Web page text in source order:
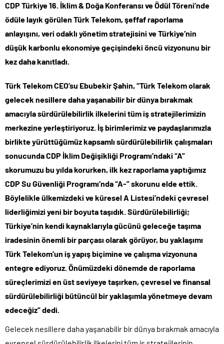
CDP Türkiye 16. İklim & Doğa Konferansı ve Ödül Töreni’nde
ödüle layık görülen Türk Telekom, şeffaf raporlama
anlayışını, veri odaklı yönetim stratejisini ve Türkiye’nin
düşük karbonlu ekonomiye geçişindeki öncü vizyonunu bir
kez daha kanıtladı.
Türk Telekom CEO’su Ebubekir Şahin, “Türk Telekom olarak
gelecek nesillere daha yaşanabilir bir dünya bırakmak
amacıyla sürdürülebilirlik ilkelerini tüm iş stratejilerimizin
merkezine yerleştiriyoruz. İş birimlerimiz ve paydaşlarımızla
birlikte yürüttüğümüz kapsamlı sürdürülebilirlik çalışmaları
sonucunda CDP İklim Değişikliği Programı’ndaki “A”
skorumuzu bu yılda korurken, ilk kez raporlama yaptığımız
CDP Su Güvenliği Programı’nda “A-” skorunu elde ettik.
Böylelikle ülkemizdeki ve küresel A Listesi’ndeki çevresel
liderliğimizi yeni bir boyuta taşıdık.Sürdürülebilirliği;
Türkiye’nin kendi kaynaklarıyla gücünü geleceğe taşıma
iradesinin önemli bir parçası olarak görüyor, bu yaklaşımı
Türk Telekom’un iş yapış biçimine ve çalışma vizyonuna
entegre ediyoruz. Önümüzdeki dönemde de raporlama
süreçlerimizi en üst seviyeye taşırken, çevresel ve finansal
sürdürülebilirliği bütüncül bir yaklaşımla yönetmeye devam
edeceğiz” dedi.
Gelecek nesillere daha yaşanabilir bir dünya bırakmak amacıyla